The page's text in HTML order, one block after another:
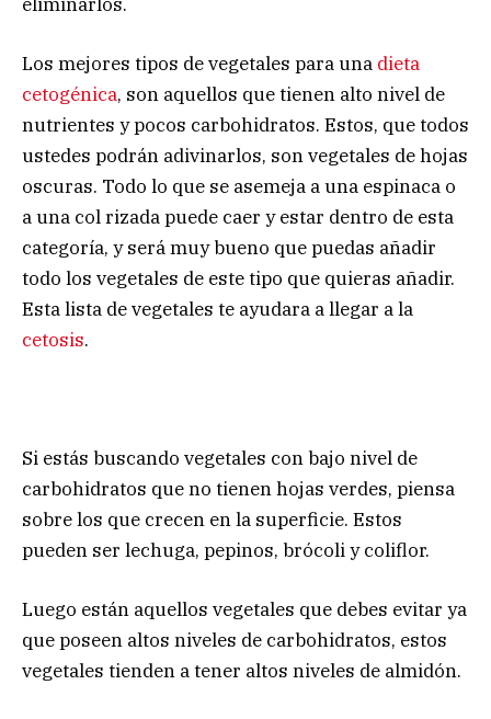
Los mejores tipos de vegetales para una dieta
cetogénica, son aquellos que tienen alto nivel de
nutrientes y pocos carbohidratos. Estos, que todos
ustedes podrán adivinarlos, son vegetales de hojas
oscuras. Todo lo que se asemeja a una espinaca o
a una col rizada puede caer y estar dentro de esta
categoría, y será muy bueno que puedas añadir
todo los vegetales de este tipo que quieras añadir.
Esta lista de vegetales te ayudara a llegar a la
cetosis.
Si estás buscando vegetales con bajo nivel de
carbohidratos que no tienen hojas verdes, piensa
sobre los que crecen en la superficie. Estos
pueden ser lechuga, pepinos, brócoli y coliflor.
Luego están aquellos vegetales que debes evitar ya
que poseen altos niveles de carbohidratos, estos
vegetales tienden a tener altos niveles de almidón.